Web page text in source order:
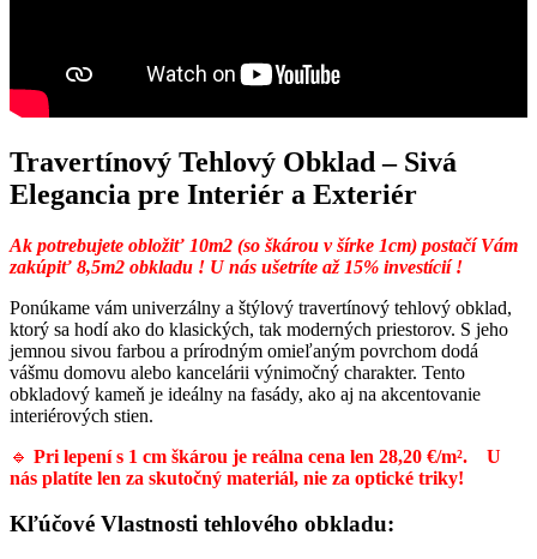
Travertínový Tehlový Obklad – Sivá
Elegancia pre Interiér a Exteriér
Ak potrebujete obložiť 10m2 (so škárou v šírke 1cm) postačí Vám
zakúpiť 8,5m2 obkladu ! U nás ušetríte až 15% investícií !
Ponúkame vám univerzálny a štýlový travertínový tehlový obklad,
ktorý sa hodí ako do klasických, tak moderných priestorov. S jeho
jemnou sivou farbou a prírodným omieľaným povrchom dodá
vášmu domovu alebo kancelárii výnimočný charakter. Tento
obkladový kameň je ideálny na fasády, ako aj na akcentovanie
interiérových stien.
🔹 Pri lepení s 1 cm škárou je reálna cena len 28,20 €/m².
U
nás platíte len za skutočný materiál, nie za optické triky!
Kľúčové Vlastnosti tehlového obkladu: